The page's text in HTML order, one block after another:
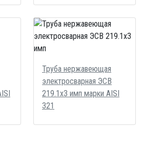
Труба нержавеющая
электросварная ЭСВ
219.1х3 имп марки AISI
321